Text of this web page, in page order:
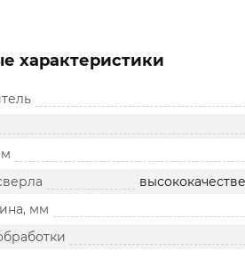
характеристики
мм